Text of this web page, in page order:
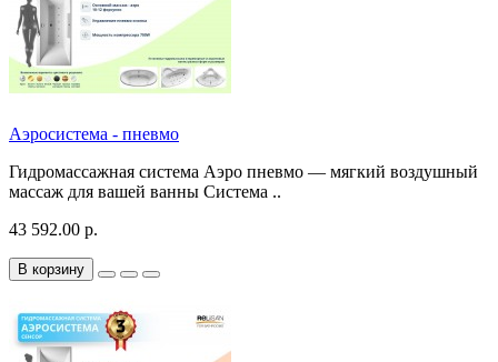
Аэросистема - пневмо
Гидромассажная система Аэро пневмо — мягкий воздушный
массаж для вашей ванны Система ..
43 592.00 р.
В корзину